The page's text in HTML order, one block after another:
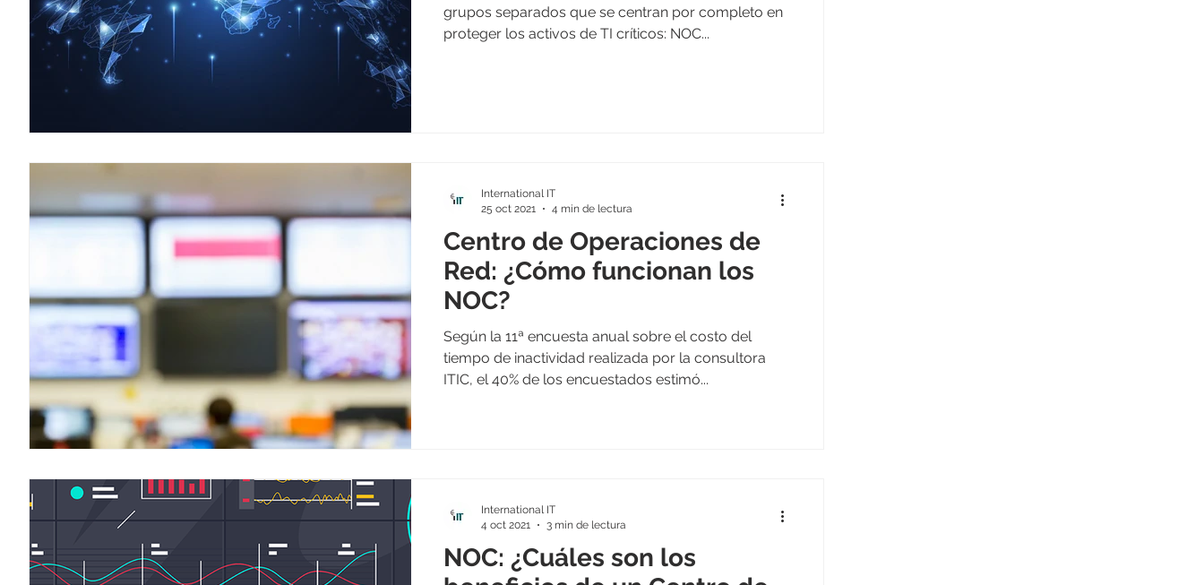
grupos separados que se centran por completo en
proteger los activos de TI críticos: NOC...
Centro de Operaciones de
Red: ¿Cómo funcionan los
NOC?
Según la 11ª encuesta anual sobre el costo del
tiempo de inactividad realizada por la consultora
ITIC, el 40% de los encuestados estimó...
International IT
25 oct 2021
4 min de lectura
NOC: ¿Cuáles son los
International IT
4 oct 2021
3 min de lectura